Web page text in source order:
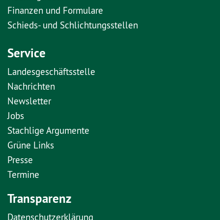
Finanzen und Formulare
Schieds- und Schlichtungsstellen
Service
Landesgeschäftsstelle
Nachrichten
Newsletter
Jobs
Stachlige Argumente
Grüne Links
Presse
Termine
Transparenz
Datenschutzerklärung